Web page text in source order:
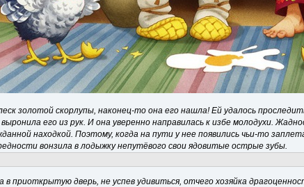
золотой скорлупы, наконец-то она его нашла! Ей удалось
его из рук. И она уверенно направилась к избе молодухи.
находкой. Поэтому, когда на пути у нее появились чьи-то
вонзила в лодыжку непутёвого свои ядовитые острые зубы.
в приоткрытую дверь, не успев удивиться, отчего хозяйка